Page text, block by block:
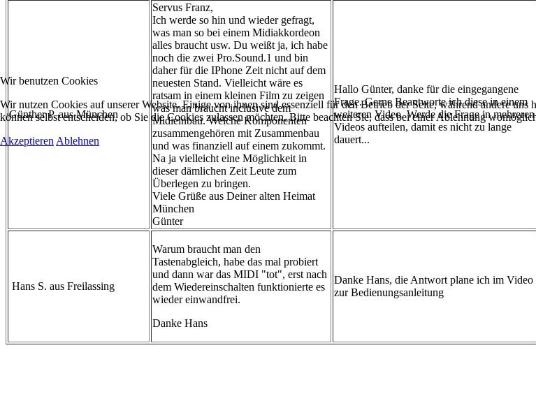
Günther P. aus München
Servus Franz,
Ich werde so hin und wieder gefragt,
was man so bei einem Midiakkordeon
alles braucht usw. Du weißt ja, ich habe
noch die zwei Pro.Sound.1 und bin
daher für die IPhone Zeit nicht auf dem
neuesten Stand. Vielleicht wäre es
ratsam in einem kleinen Film zu zeigen
was man braucht inclusive dem
Midieinbau. Welche Komponenten
zusammengehören mit Zusammenbau
und was finanziell auf einem zukommt.
Na ja vielleicht eine Möglichkeit in
dieser dämlichen Zeit Leute zum
Überlegen zu bringen.
Viele Grüße aus Deiner alten Heimat
München
Günter
Hallo Günter, danke für die eingegangene
Frage. Gerne Beantworte ich diese in einem
weiteren Video. Werde die Frage in mehreren
Videos aufteilen, damit es nicht zu lange
dauert...
Hans S. aus Freilassing
Warum braucht man den
Tastenabgleich, habe das mal probiert
und dann war das MIDI "tot", erst nach
dem Wiedereinschalten funktionierte es
wieder einwandfrei.
Danke Hans
Danke Hans, die Antwort plane ich im Video
zur Bedienungsanleitung
Wir benutzen Cookies
Wir nutzen Cookies auf unserer Website. Einige von ihnen sind essenziell für den Betrieb der Seite, während andere
können selbst entscheiden, ob Sie die Cookies zulassen möchten. Bitte beachten Sie, dass bei einer Ablehnung
Akzeptieren Ablehnen